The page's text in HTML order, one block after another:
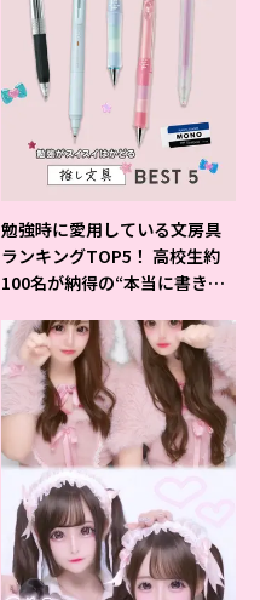
勉強時に愛用している文房具
ランキングTOP5！ 高校生約
100名が納得の“本当に書きや